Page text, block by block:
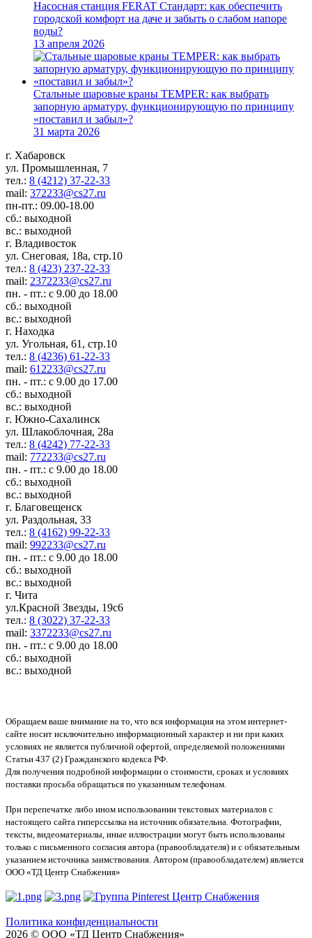
Насосная станция FERAT Стандарт: как обеспечить
городской комфорт на даче и забыть о слабом напоре
воды?
13 апреля 2026
Стальные шаровые краны TEMPER: как выбрать
запорную арматуру, функционирующую по принципу
«поставил и забыл»?
31 марта 2026
г. Хабаровск
ул. Промышленная, 7
тел.: 8 (4212) 37-22-33
mail: 372233@cs27.ru
пн-пт.: 09.00-18.00
сб.: выходной
вс.: выходной
г. Владивосток
ул. Снеговая, 18а, стр.10
тел.: 8 (423) 237-22-33
mail: 2372233@cs27.ru
пн. - пт.: с 9.00 до 18.00
сб.: выходной
вс.: выходной
г. Находка
ул. Угольная, 61, стр.10
тел.: 8 (4236) 61-22-33
mail: 612233@cs27.ru
пн. - пт.: с 9.00 до 17.00
сб.: выходной
вс.: выходной
г. Южно-Сахалинск
ул. Шлакоблочная, 28а
тел.: 8 (4242) 77-22-33
mail: 772233@cs27.ru
пн. - пт.: с 9.00 до 18.00
сб.: выходной
вс.: выходной
г. Благовещенск
ул. Раздольная, 33
тел.: 8 (4162) 99-22-33
mail: 992233@cs27.ru
пн. - пт.: с 9.00 до 18.00
сб.: выходной
вс.: выходной
г. Чита
ул.Красной Звезды, 19с6
тел.: 8 (3022) 37-22-33
mail: 3372233@cs27.ru
пн. - пт.: с 9.00 до 18.00
сб.: выходной
вс.: выходной
Обращаем ваше внимание на то, что вся информация на этом интернет-
сайте носит исключительно информационный характер и ни при каких
условиях не является публичной офертой, определяемой положениями
Статьи 437 (2) Гражданского кодекса РФ.
Для получения подробной информации о стоимости, сроках и условиях
поставки просьба обращаться по указанным телефонам.
При перепечатке либо ином использовании текстовых материалов с
настоящего сайта гиперссылка на источник обязательна. Фотографии,
тексты, видеоматериалы, иные иллюстрации могут быть использованы
только с письменного согласия автора (правообладателя) и с обязательным
указанием источника заимствования. Автором (правообладателем) является
ООО «ТД Центр Снабжения»
Политика конфиденциальности
2026 © ООО «ТД Центр Снабжения»